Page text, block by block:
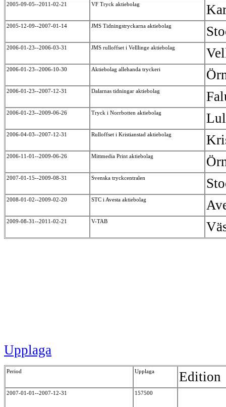
2005-09-05--2011-02-21 VF Tryck aktiebolag
2005-12-09--2007-01-14 JMS Tidningstryckarna aktiebolag
2006-01-23--2006-03-31 JMS rulloffset i Velllinge aktiebolag
2006-01-23--2006-10-30 Aktiebolag allehanda tryckeri
2006-01-23--2007-12-31 Dalarnas tidningar aktiebolag
2006-01-23--2009-06-26 Tryck i Norrbotten aktiebolag
2006-04-03--2007-12-31 Rulloffset i Kristianstad aktiebolag
2006-11-01--2009-06-26 Mittmedia Print aktiebolag
2007-01-15--2009-08-31 Svenska tryckcentralen
2008-01-02--2009-02-20 STC i Avesta aktiebolag
2009-08-31--2011-02-21 V-TAB
Upplaga
Period Upplaga Edition
2007-01-01--2007-12-31 157500